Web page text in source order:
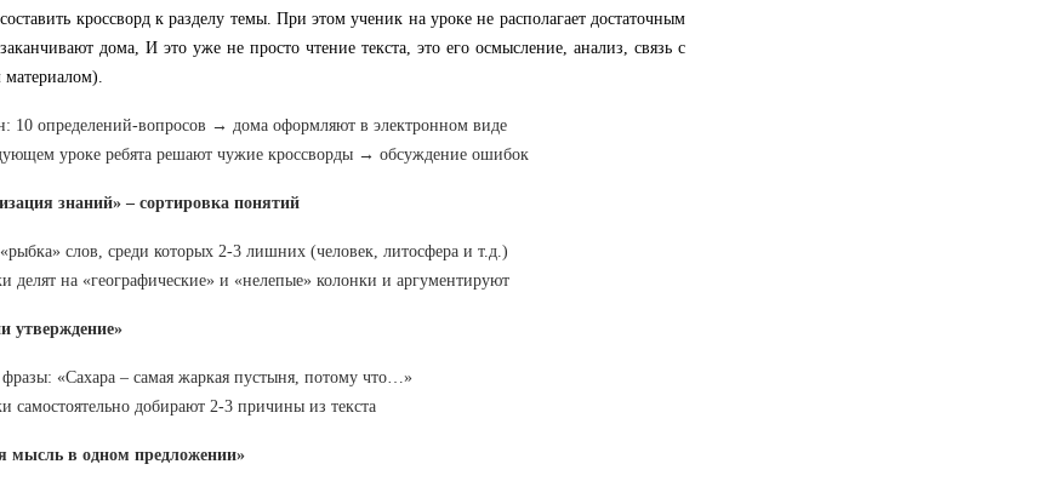
кроссворд к разделу темы. При этом ученик на уроке не располагает достаточным
дома, И это уже не просто чтение текста, это его осмысление, анализ, связь с
10 определений-вопросов → дома оформляют в электронном виде
уроке ребята решают чужие кроссворды → обсуждение ошибок
знаний» – сортировка понятий
слов, среди которых 2-3 лишних (человек, литосфера и т.д.)
делят на «географические» и «нелепые» колонки и аргументируют
утверждение»
«Сахара – самая жаркая пустыня, потому что…»
самостоятельно добирают 2-3 причины из текста
мысль в одном предложении»